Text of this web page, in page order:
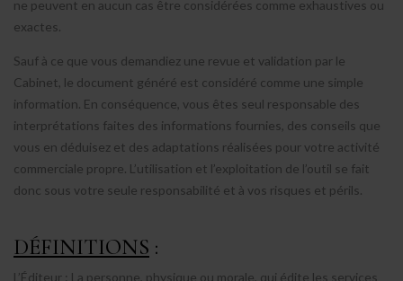
ne peuvent en aucun cas être considérées comme exhaustives ou
exactes.
Sauf à ce que vous demandiez une revue et validation par le
Cabinet, le document généré est considéré comme une simple
information. En conséquence, vous êtes seul responsable des
interprétations faites des informations fournies, des conseils que
vous en déduisez et des adaptations réalisées pour votre activité
commerciale propre. L’utilisation et l’exploitation de l’outil se fait
donc sous votre seule responsabilité et à vos risques et périls.
DÉFINITIONS :
L’Éditeur : La personne, physique ou morale, qui édite les services